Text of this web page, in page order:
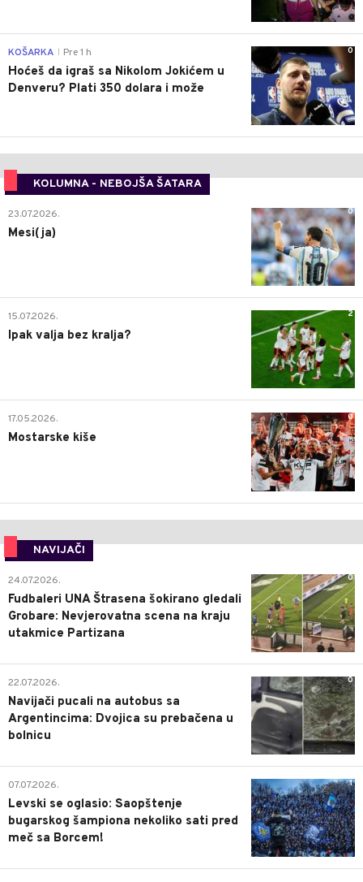
0
KOŠARKA Pre 1 h
Hoćeš da igraš sa Nikolom Jokićem u
Denveru? Plati 350 dolara i može
KOLUMNA - NEBOJŠA ŠATARA
0
23.07.2026.
Mesi(ja)
2
15.07.2026.
Ipak valja bez kralja?
0
17.05.2026.
Mostarske kiše
NAVIJAČI
0
24.07.2026.
Fudbaleri UNA Štrasena šokirano gledali
Grobare: Nevjerovatna scena na kraju
utakmice Partizana
0
22.07.2026.
Navijači pucali na autobus sa
Argentincima: Dvojica su prebačena u
bolnicu
1
07.07.2026.
Levski se oglasio: Saopštenje
bugarskog šampiona nekoliko sati pred
meč sa Borcem!